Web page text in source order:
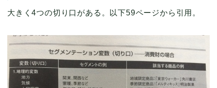
大きく4つの切り口がある。以下59ページから引用。